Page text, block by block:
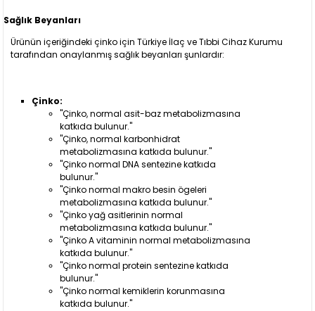
Sağlık Beyanları
Ürünün içeriğindeki çinko için Türkiye İlaç ve Tıbbi Cihaz Kurumu
tarafından onaylanmış sağlık beyanları şunlardır:
Çinko:
"Çinko, normal asit-baz metabolizmasına
katkıda bulunur."
"Çinko, normal karbonhidrat
metabolizmasına katkıda bulunur."
"Çinko normal DNA sentezine katkıda
bulunur."
"Çinko normal makro besin ögeleri
metabolizmasına katkıda bulunur."
"Çinko yağ asitlerinin normal
metabolizmasına katkıda bulunur."
"Çinko A vitaminin normal metabolizmasına
katkıda bulunur."
"Çinko normal protein sentezine katkıda
bulunur."
"Çinko normal kemiklerin korunmasına
katkıda bulunur."